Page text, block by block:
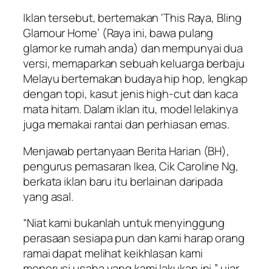
Iklan tersebut, bertemakan ‘This Raya, Bling
Glamour Home’ (Raya ini, bawa pulang
glamor ke rumah anda) dan mempunyai dua
versi, memaparkan sebuah keluarga berbaju
Melayu bertemakan budaya hip hop, lengkap
dengan topi, kasut jenis high-cut dan kaca
mata hitam. Dalam iklan itu, model lelakinya
juga memakai rantai dan perhiasan emas.
Menjawab pertanyaan Berita Harian (BH),
pengurus pemasaran Ikea, Cik Caroline Ng,
berkata iklan baru itu berlainan daripada
yang asal.
“Niat kami bukanlah untuk menyinggung
perasaan sesiapa pun dan kami harap orang
ramai dapat melihat keikhlasan kami